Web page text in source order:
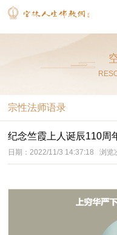
宗性法师语录
纪念竺霞上人诞辰110周
日期：2022/11/3 14:37:18 浏